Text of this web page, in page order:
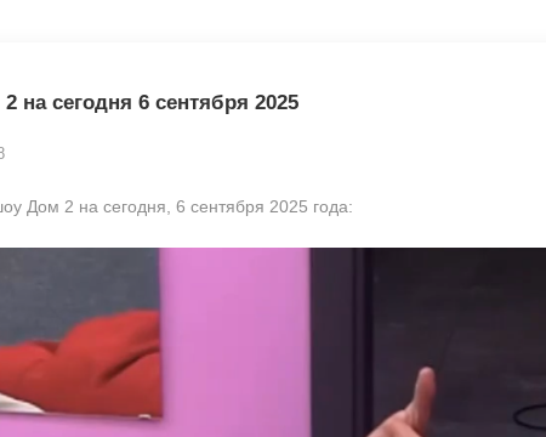
на сегодня 6 сентября 2025
Дом 2 на сегодня, 6 сентября 2025 года: